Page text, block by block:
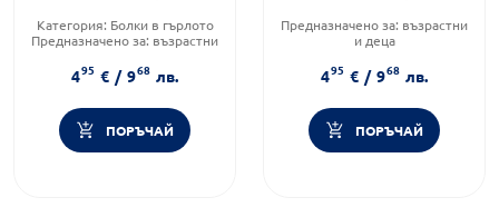
Категория: Болки в гърлото
Предназначено за: възрастни
Форма на продукта:пастили
495 € / 968 лв.
ПОРЪЧАЙ
Предназначено за: възрастни
и деца
Форма на продукта:пастили
495 € / 968 лв.
ПОРЪЧАЙ